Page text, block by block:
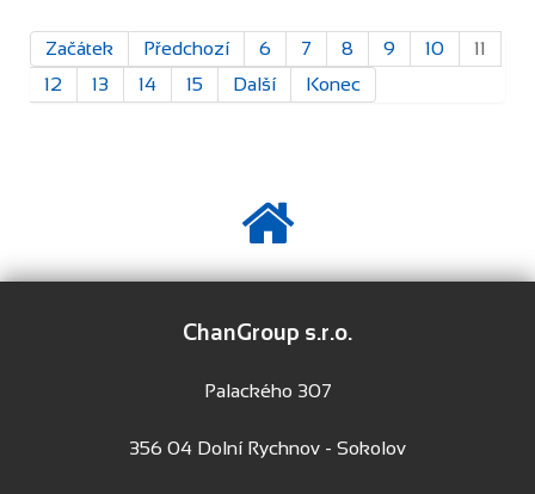
Začátek Předchozí 6 7 8 9 10
11
12
13 14 15 Další Konec
ChanGroup s.r.o.
Palackého 307
356 04 Dolní Rychnov - Sokolov